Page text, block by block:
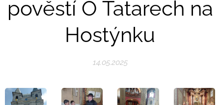
pověstí O Tatarech na
Hostýnku
14.05.2025